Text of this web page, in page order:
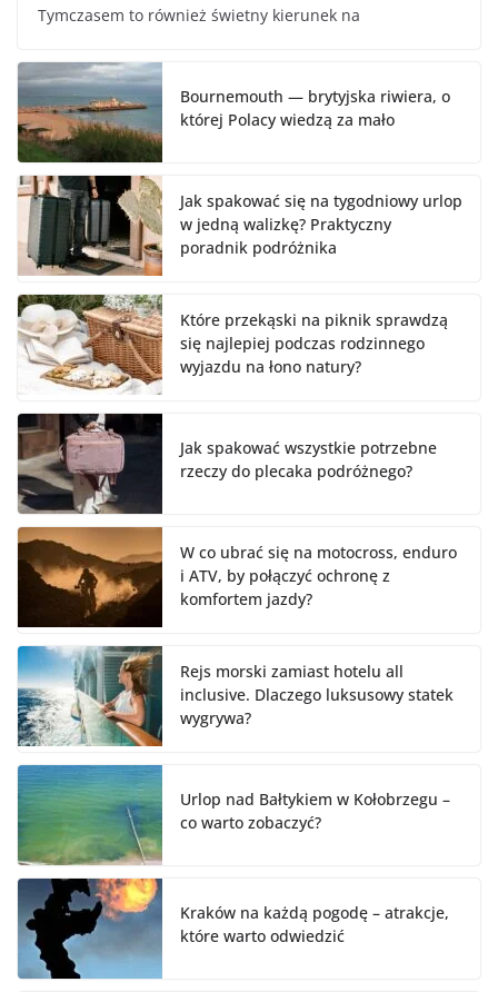
Tymczasem to również świetny kierunek na
Bournemouth — brytyjska riwiera, o
której Polacy wiedzą za mało
Jak spakować się na tygodniowy urlop
w jedną walizkę? Praktyczny
poradnik podróżnika
Które przekąski na piknik sprawdzą
się najlepiej podczas rodzinnego
wyjazdu na łono natury?
Jak spakować wszystkie potrzebne
rzeczy do plecaka podróżnego?
W co ubrać się na motocross, enduro
i ATV, by połączyć ochronę z
komfortem jazdy?
Rejs morski zamiast hotelu all
inclusive. Dlaczego luksusowy statek
wygrywa?
Urlop nad Bałtykiem w Kołobrzegu –
co warto zobaczyć?
Kraków na każdą pogodę – atrakcje,
które warto odwiedzić